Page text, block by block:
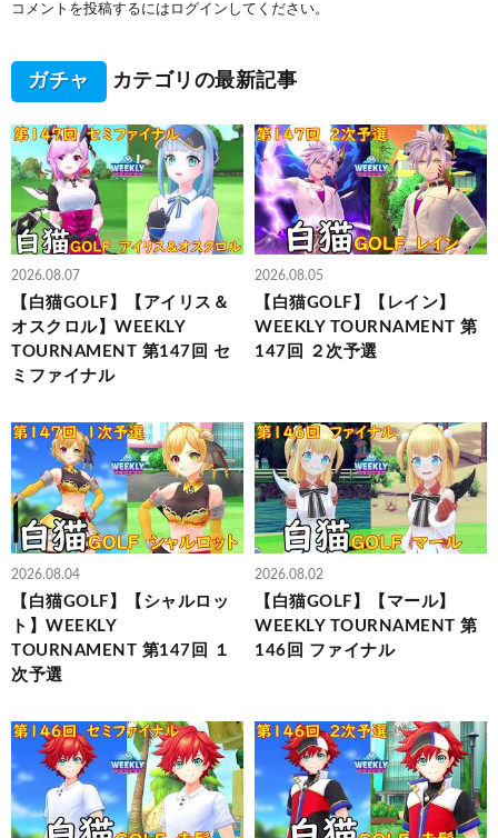
コメントを投稿するには ログイン してください。
ガチャ カテゴリの最新記事
2026.08.07
【白猫GOLF】【アイリス＆
オスクロル】WEEKLY
TOURNAMENT 第147回 セ
ミファイナル
2026.08.05
【白猫GOLF】【レイン】
WEEKLY TOURNAMENT 第
147回 ２次予選
2026.08.04
【白猫GOLF】【シャルロッ
ト】WEEKLY
TOURNAMENT 第147回 １
次予選
2026.08.02
【白猫GOLF】【マール】
WEEKLY TOURNAMENT 第
146回 ファイナル